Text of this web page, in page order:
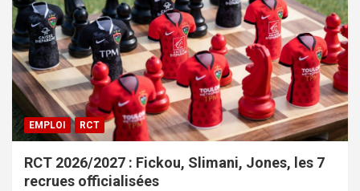
EMPLOI RCT
RCT 2026/2027 : Fickou, Slimani, Jones, les 7
recrues officialisées